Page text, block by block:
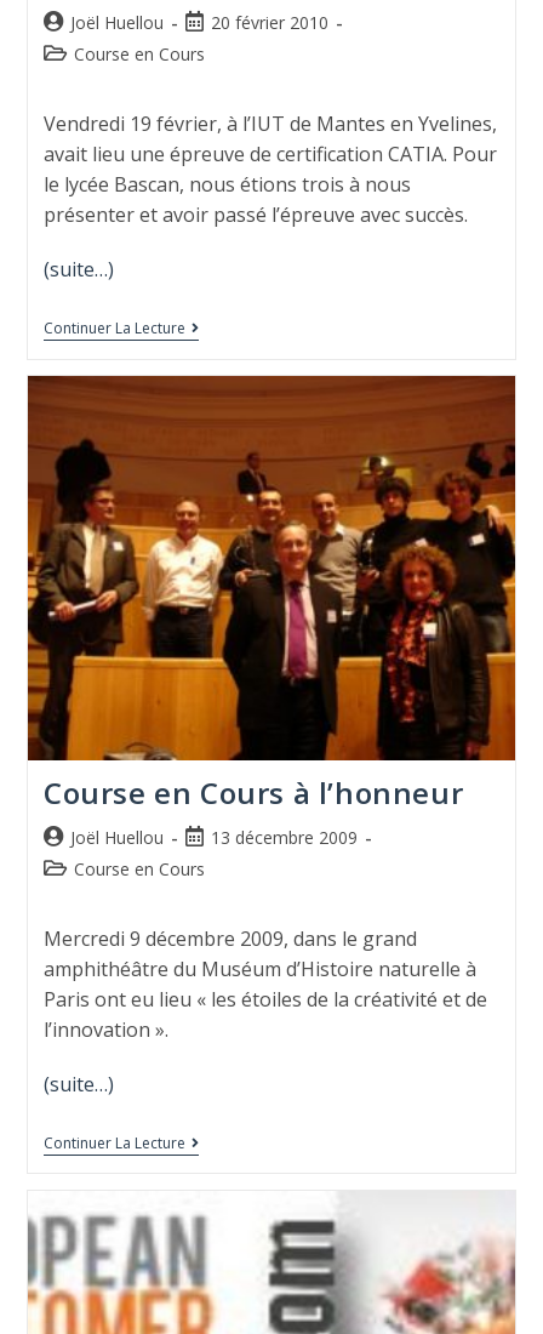
Joël Huellou
20 février 2010
Course en Cours
Vendredi 19 février, à l’IUT de Mantes en Yvelines,
avait lieu une épreuve de certification CATIA. Pour
le lycée Bascan, nous étions trois à nous
présenter et avoir passé l’épreuve avec succès.
(suite…)
Continuer La Lecture
Course en Cours à l’honneur
Joël Huellou
13 décembre 2009
Course en Cours
Mercredi 9 décembre 2009, dans le grand
amphithéâtre du Muséum d’Histoire naturelle à
Paris ont eu lieu « les étoiles de la créativité et de
l’innovation ».
(suite…)
Continuer La Lecture